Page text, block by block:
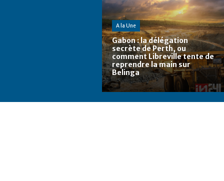
A la Une
Gabon : la délégation
secrète de Perth, ou
comment Libreville tente de
reprendre la main sur
Belinga